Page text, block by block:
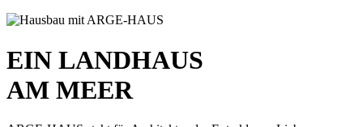
EIN LANDHAUS
AM MEER